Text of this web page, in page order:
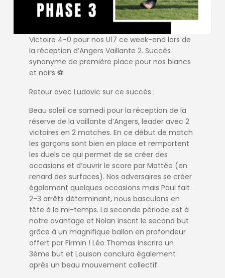
Victoire 4-0 pour nos U17 ce week-end lors de
la réception d’Angers Vaillante 2. Succès
synonyme de première place pour nos blancs
et noirs ⚽️
Retour avec Ludovic sur ce succès :
Beau soleil ce samedi pour la réception de la
réserve de la vaillante d’Angers, leader avec 2
victoires en 2 matches. En ce début de match
les garçons sont bien en place et remportent
les duels ce qui permet de se créer des
occasions et d’ouvrir le score par Mattéo (en
renard des surfaces). Nos adversaires se créer
également quelques occasions mais Paul fait
2-3 arrêts déterminant, nous basculons en
tête à la mi-temps. La seconde période est à
notre avantage et Nolan inscrit le second but
grâce à un magnifique ballon en profondeur
offert par Firmin ! Léo Thomas inscrira un
3ème but et Louison conclura également
après un beau mouvement collectif.